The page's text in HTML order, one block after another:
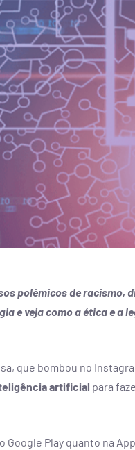
polêmicos de racismo,
e veja como a ética e a
que bombou no
artificial para
Google Play quanto na
história.